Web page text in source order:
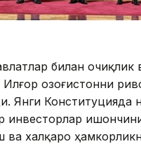
билан очиқлик
Қозоғистонни
Янги Конституцияда
инвесторлар
халқаро